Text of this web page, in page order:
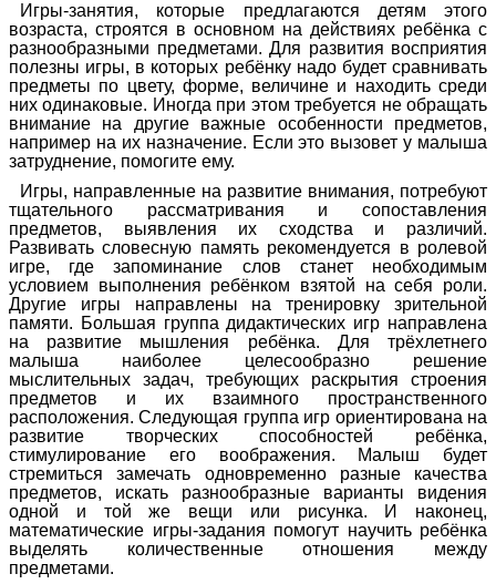
Игры-занятия, которые предлагаются детям этого
возраста, строятся в основном на действиях ребёнка с
разнообразными предметами. Для развития восприятия
полезны игры, в которых ребёнку надо будет сравнивать
предметы по цвету, форме, величине и находить среди
них одинаковые. Иногда при этом требуется не обращать
внимание на другие важные особенности предметов,
например на их назначение. Если это вызовет у малыша
затруднение, помогите ему.
Игры, направленные на развитие внимания, потребуют
тщательного рассматривания и сопоставления
предметов, выявления их сходства и различий.
Развивать словесную память рекомендуется в ролевой
игре, где запоминание слов станет необходимым
условием выполнения ребёнком взятой на себя роли.
Другие игры направлены на тренировку зрительной
памяти. Большая группа дидактических игр направлена
на развитие мышления ребёнка. Для трёхлетнего
малыша наиболее целесообразно решение
мыслительных задач, требующих раскрытия строения
предметов и их взаимного пространственного
расположения. Следующая группа игр ориентирована на
развитие творческих способностей ребёнка,
стимулирование его воображения. Малыш будет
стремиться замечать одновременно разные качества
предметов, искать разнообразные варианты видения
одной и той же вещи или рисунка. И наконец,
математические игры-задания помогут научить ребёнка
выделять количественные отношения между
предметами.